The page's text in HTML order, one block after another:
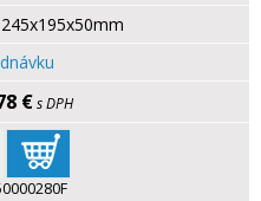
245x195x50mm
€ s DPH